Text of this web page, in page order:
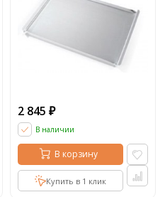
2 845 ₽
В наличии
В корзину
Купить в 1 клик